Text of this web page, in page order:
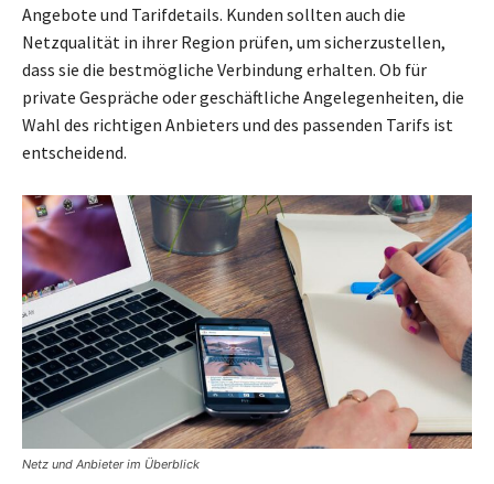
Angebote und Tarifdetails. Kunden sollten auch die
Netzqualität in ihrer Region prüfen, um sicherzustellen,
dass sie die bestmögliche Verbindung erhalten. Ob für
private Gespräche oder geschäftliche Angelegenheiten, die
Wahl des richtigen Anbieters und des passenden Tarifs ist
entscheidend.
Netz und Anbieter im Überblick